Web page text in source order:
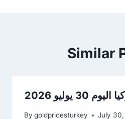
Similar
يوليو 2026
By goldpricesturkey July